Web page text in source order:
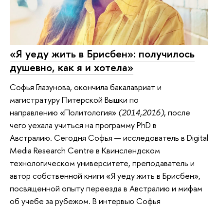
«Я уеду жить в Брисбен»: получилось
душевно, как я и хотела»
Софья Глазунова, окончила бакалавриат и
магистратуру Питерской Вышки по
направлению «Политология» (2014,2016), после
чего уехала учиться на программу PhD в
Австралию. Сегодня Софья — исследователь в Digital
Media Research Centre в Квинслендском
технологическом университете, преподаватель и
автор собственной книги «Я уеду жить в Брисбен»,
посвященной опыту переезда в Австралию и мифам
об учебе за рубежом. В интервью Софья